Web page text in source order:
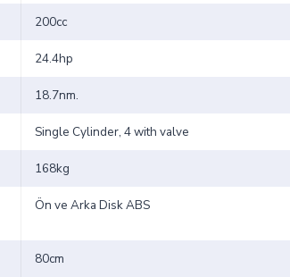
200cc
24.4hp
18.7nm.
Single Cylinder, 4 with valve
168kg
Ön ve Arka Disk ABS
80cm